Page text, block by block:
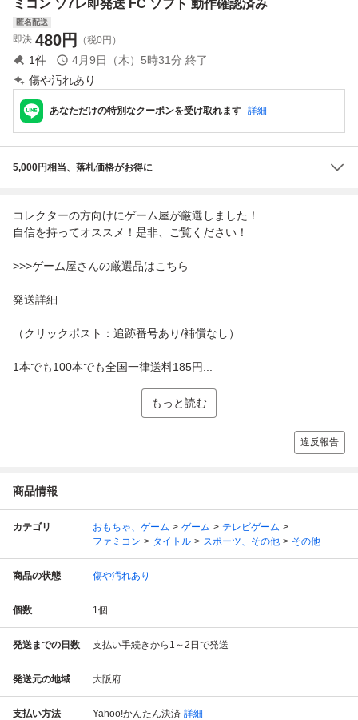
ミコン ソ7レ即発送 FC ソフト 動作確認済み
匿名配送
即決 480円 （税0円）
1件 4月9日（木）5時31分 終了
傷や汚れあり
あなただけの特別なクーポンを受け取れます 詳細
5,000円相当、落札価格がお得に
コレクターの方向けにゲーム屋が厳選しました！
自信を持ってオススメ！是非、ご覧ください！
>>>ゲーム屋さんの厳選品はこちら
発送詳細
（クリックポスト：追跡番号あり/補償なし）
1本でも100本でも全国一律送料185円...
もっと読む
違反報告
商品情報
カテゴリ おもちゃ、ゲーム ゲーム
テレビゲーム
ファミコン
タイトル スポーツ、その他 その他
商品の状態 傷や汚れあり
個数 1個
発送までの日数 支払い手続きから1～2日で発送
発送元の地域 大阪府
支払い方法 Yahoo!かんたん決済 詳細